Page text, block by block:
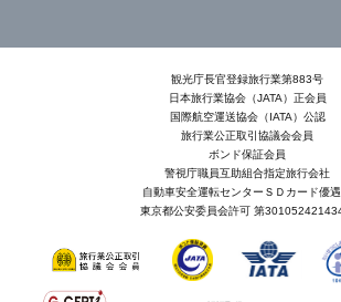
観光庁長官登録旅行業第883号
日本旅行業協会（JATA）正会員
国際航空運送協会（IATA）公認
旅行業公正取引協議会会員
ボンド保証会員
警視庁職員互助組合指定旅行会社
自動車安全運転センターＳＤカード優
東京都公安委員会許可 第